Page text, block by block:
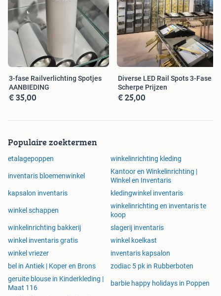
3-fase Railverlichting Spotjes
AANBIEDING
€ 35,00
Diverse LED Rail Spots 3-Fase -
Scherpe Prijzen
€ 25,00
Populaire zoektermen
etalagepoppen winkelinrichting kleding
inventaris bloemenwinkel
Kantoor en Winkelinrichting |
Winkel en Inventaris
kapsalon inventaris
kledingwinkel inventaris
winkel schappen
winkelinrichting en inventaris te
koop
winkelinrichting bakkerij
slagerij inventaris
winkel inventaris gratis
winkel koelkast
winkel vriezer
inventaris kapsalon
bel in Antiek | Koper en Brons
zodiac 5 pk in Rubberboten
geruite blouse in Kinderkleding |
Maat 116
barbie happy holidays in Poppen